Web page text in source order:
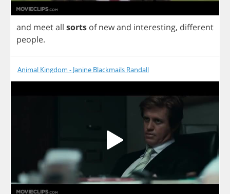
and meetall sorts of newand interesting, different
people.
Animal Kingdom - Janine Blackmails Randall